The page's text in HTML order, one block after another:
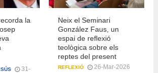
la
31-
Neix el Seminari
González Faus, un
espai de reflexió
teològica sobre els
reptes del present
REFLEXIÓ 26-Mar-2026